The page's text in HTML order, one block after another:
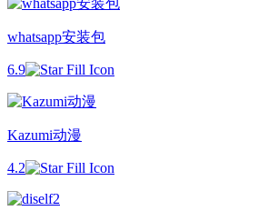
whatsapp安装包
6.9
Kazumi动漫
4.2